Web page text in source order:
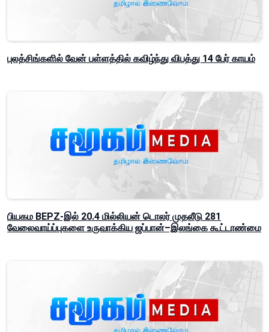
புலத்சிங்களில் வேன் பள்ளத்தில் கவிழ்ந்து விபத்து 14 பேர் காயம்
பியகம BEPZ-இல் 20.4 மில்லியன் டொலர் முதலீடு 281
வேலைவாய்ப்புகளை உருவாக்கிய ஜப்பான்–இலங்கை கூட்டாண்மை